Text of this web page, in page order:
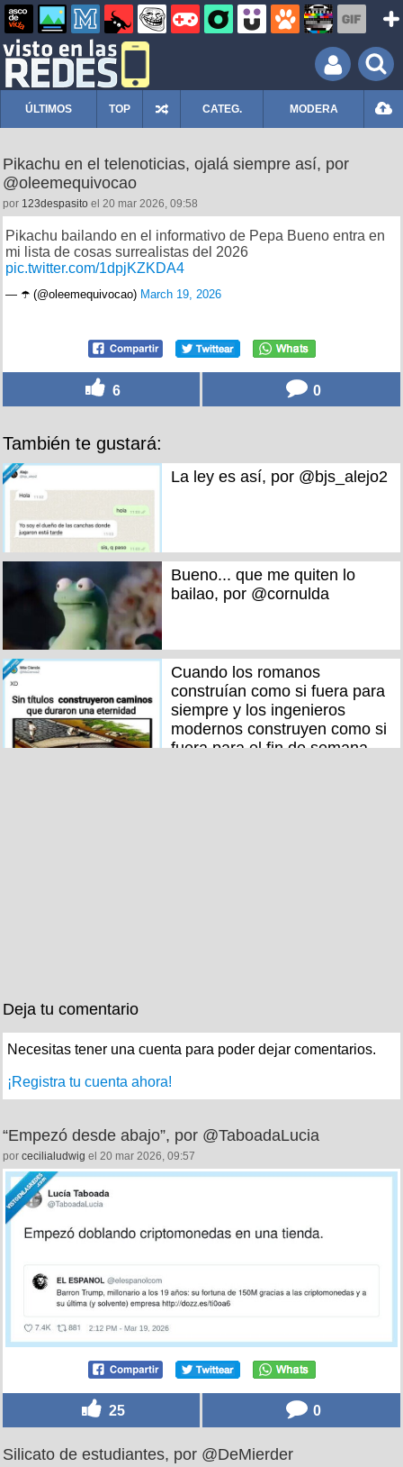
ÚLTIMOS TOP CATEG. MODERA
Pikachu en el telenoticias, ojalá siempre así, por
@oleemequivocao
por 123despasito el 20 mar 2026, 09:58
Pikachu bailando en el informativo de Pepa Bueno entra en
mi lista de cosas surrealistas del 2026
pic.twitter.com/1dpjKZKDA4
— ☂️ (@oleemequivocao) March 19, 2026
6 0
También te gustará:
La ley es así, por @bjs_alejo2
Bueno... que me quiten lo
bailao, por @cornulda
Cuando los romanos
construían como si fuera para
siempre y los ingenieros
modernos construyen como si
fuera para el fin de semana,
Deja tu comentario
Necesitas tener una cuenta para poder dejar comentarios.
¡Registra tu cuenta ahora!
“Empezó desde abajo”, por @TaboadaLucia
por cecilialudwig el 20 mar 2026, 09:57
25 0
Silicato de estudiantes, por @DeMierder